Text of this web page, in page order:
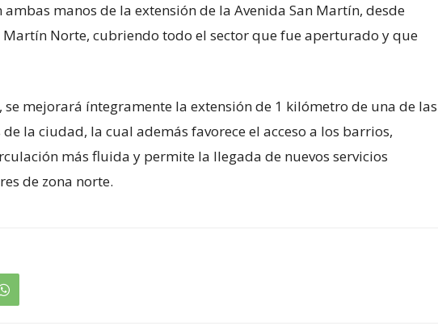
ambas manos de la extensión de la Avenida San Martín, desde
Martín Norte, cubriendo todo el sector que fue aperturado y que
se mejorará íntegramente la extensión de 1 kilómetro de una de las
la ciudad, la cual además favorece el acceso a los barrios,
más fluida y permite la llegada de nuevos servicios
de zona norte.